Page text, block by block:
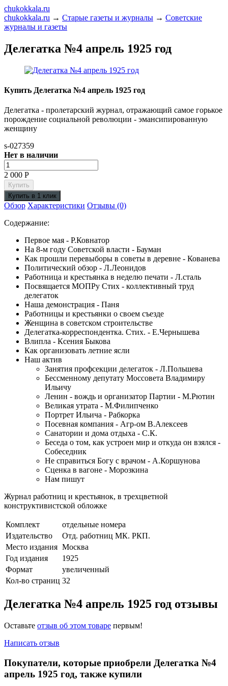
chukokkala.ru
chukokkala.ru → Старые газеты и журналы → Советские
журналы и газеты
Делегатка №4 апрель 1925 год
Купить Делегатка №4 апрель 1925 год
Делегатка - пролетарский журнал, отражающий самое горькое
порождение социальной революции - эмансипированную
женщину
s-027359
Нет в наличии
2 000 Р
Обзор Характеристики Отзывы (0)
Содержание:
Первое мая - Р.Ковнатор
На 8-м году Советской власти - Бауман
Как прошли перевыборы в советы в деревне - Кованева
Политический обзор - Л.Леонидов
Работница и крестьянка в неделю печати - Л.сталь
Посвящается МОПРу Стих - коллективный труд
делегаток
Наша демонстрация - Паня
Работницы и крестьянки о своем съезде
Женщина в советском строительстве
Делегатка-корреспондентка. Стих. - Е.Чернышева
Влипла - Ксения Быкова
Как организовать летние ясли
Наш актив
Занятия профсекции делегаток - Л.Польшева
Бессменному депутату Моссовета Владимиру
Ильичу
Ленин - вождь и организатор Партии - М.Рютин
Великая утрата - М.Филипченко
Портрет Ильича - Рабкорка
Посевная компания - Агр-ом В.Алексеев
Санатории и дома отдыха - С.К.
Беседа о том, как устроен мир и откуда он взялся -
Собеседник
Не справиться Богу с врачом - А.Коршунова
Сценка в вагоне - Морозкина
Нам пишут
Журнал работниц и крестьянок, в трехцветной
конструктивистской обложке
Комплект
отдельные номера
Издательство
Отд. работниц МК. РКП.
Место издания Москва
Год издания
1925
Формат
увеличенный
Кол-во страниц 32
Делегатка №4 апрель 1925 год отзывы
Оставьте отзыв об этом товаре первым!
Написать отзыв
Покупатели, которые приобрели Делегатка №4
апрель 1925 год, также купили